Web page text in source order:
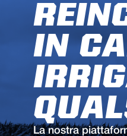
IN
La nostra